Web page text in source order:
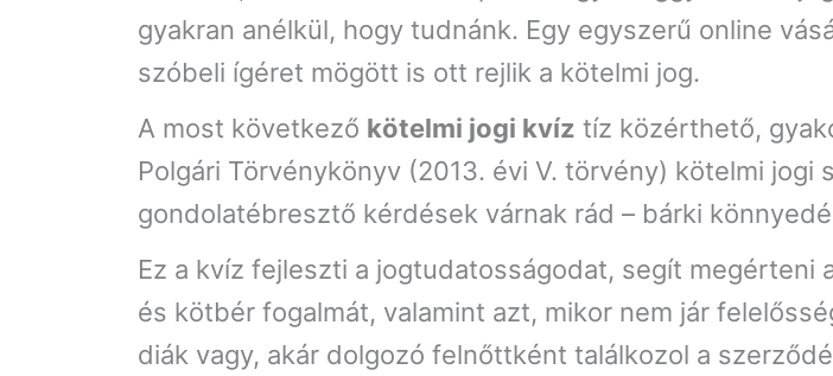
gyakran anélkül, hogy tudnánk. Egy egyszerű online
szóbeli ígéret mögött is ott rejlik a kötelmi jog.
A most következő kötelmi jogi kvíz tíz közérthető,
Polgári Törvénykönyv (2013. évi V. törvény) kötelmi jogi
gondolatébresztő kérdések várnak rád – bárki
Ez a kvíz fejleszti a jogtudatosságodat, segít
és kötbér fogalmát, valamint azt, mikor nem jár
diák vagy, akár dolgozó felnőttként találkozol a